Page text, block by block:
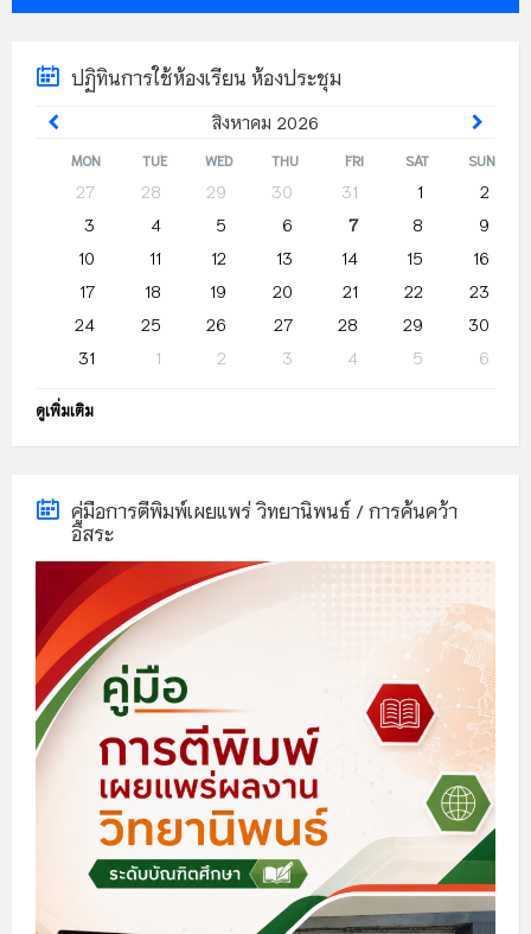
ปฏิทินการใช้ห้องเรียน ห้องประชุม
สิงหาคม 2026
Previous
Month
Month
MON TUE WED THU FRI SAT SUN
27 28 29 30 31 1
2
3
4 5 6 7 8
9
10
11 12 13 14 15
16
17
18 19 20 21 22
23
24
25 26 27 28 29
30
31
1 2 3 4 5
6
to
ดูเพิ่มเติม
คู่มือการตีพิมพ์เผยแพร่ วิทยานิพนธ์ / การค้นคว้า
อิสระ